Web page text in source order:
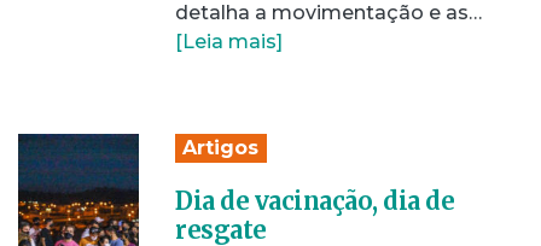
detalha a movimentação e as…
[Leia mais]
Artigos
Dia de vacinação, dia de
resgate